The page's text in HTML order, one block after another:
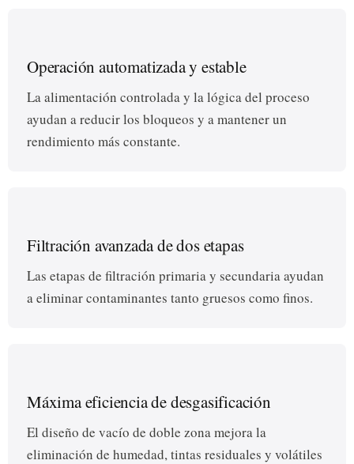
Operación automatizada y estable
La alimentación controlada y la lógica del proceso
ayudan a reducir los bloqueos y a mantener un
rendimiento más constante.
Filtración avanzada de dos etapas
Las etapas de filtración primaria y secundaria ayudan
a eliminar contaminantes tanto gruesos como finos.
Máxima eficiencia de desgasificación
El diseño de vacío de doble zona mejora la
eliminación de humedad, tintas residuales y volátiles